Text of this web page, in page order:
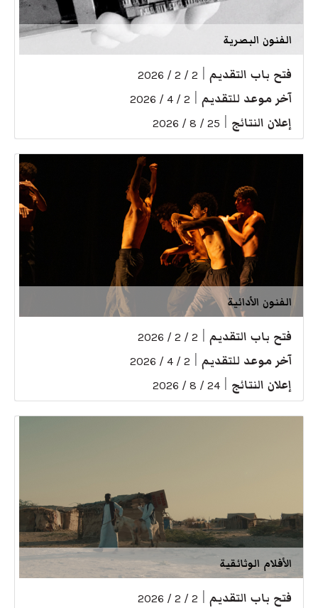
الفنون البصرية
فتح باب التقديم 2 / 2 / 2026
آخر موعد للتقديم 2 / 4 / 2026
إعلان النتائج 25 / 8 / 2026
الفنون الأدائية
فتح باب التقديم 2 / 2 / 2026
آخر موعد للتقديم 2 / 4 / 2026
إعلان النتائج 24 / 8 / 2026
الأفلام الوثائقية
فتح باب التقديم 2 / 2 / 2026